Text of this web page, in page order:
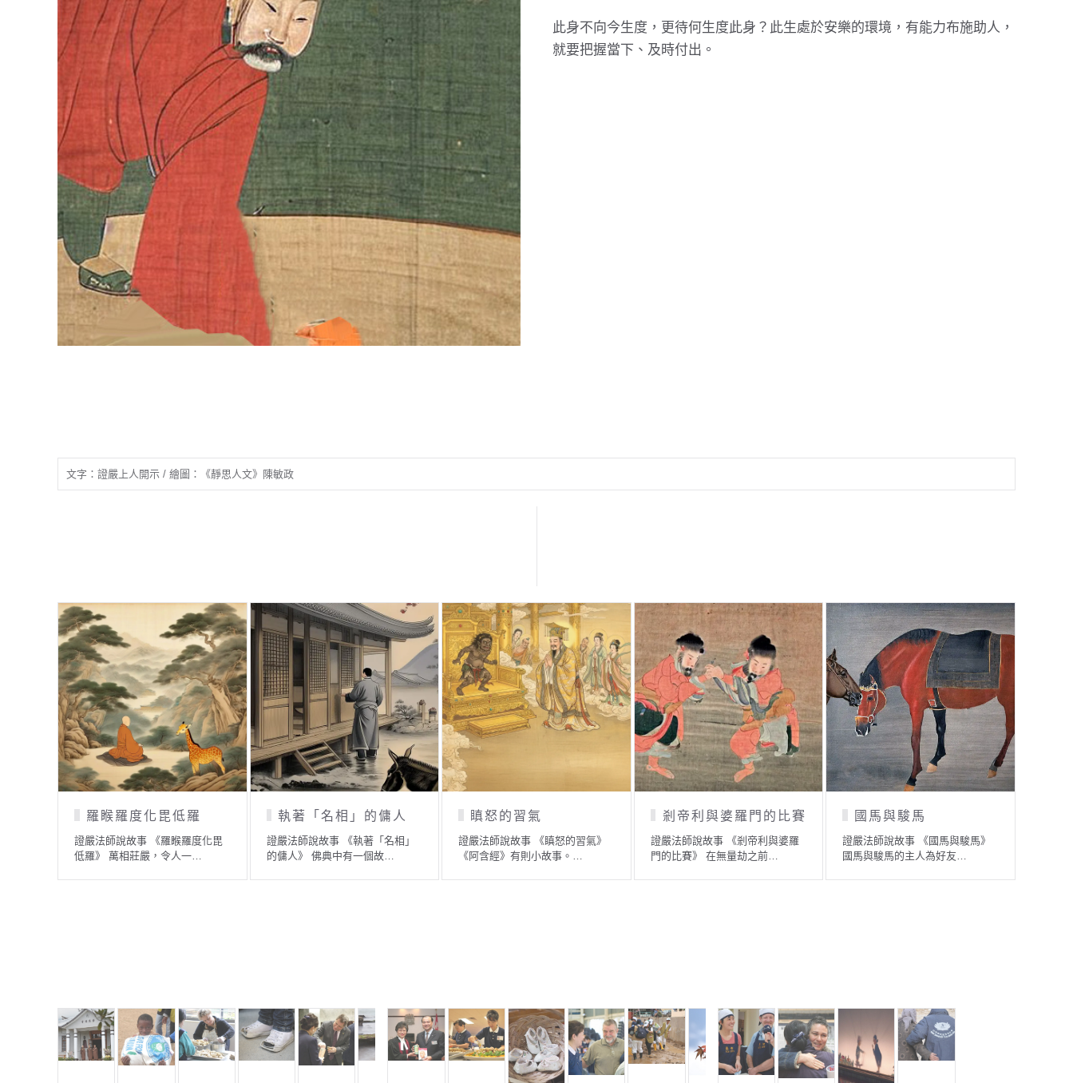
此身不向今生度，更待何生度此身？此生處於安樂的環境，有能力布施助人，
就要把握當下、及時付出。
文字：證嚴上人開示 / 繪圖：《靜思人文》陳敏政
羅睺羅度化毘低羅
證嚴法師說故事 《羅睺羅度化毘
低羅》 萬相莊嚴，令人一…
鞭打死屍
證嚴法師說故事 《鞭打死屍》 有
一則佛典故事，教眾把握…
紫雲寺靈蛇
證嚴法師說故事 《紫雲寺靈蛇》
民國初年，福建省漳州南…
虔誠的力量
證嚴法師說故事 《虔誠的力量》
我們每天以最虔誠的心入…
「不飲酒戒」的由來
證嚴法師說故事 《「不飲酒戒」
的由來》 學佛要懂得把握…